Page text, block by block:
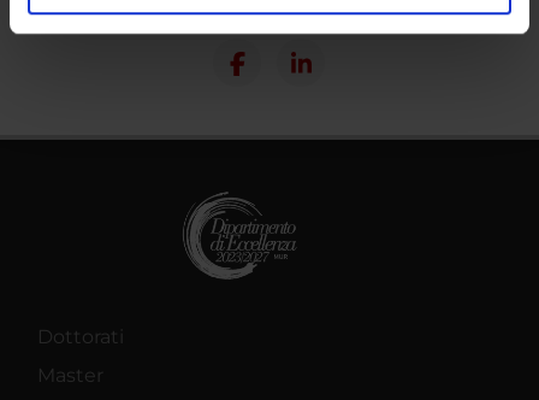
analizzare il nostro traffico. Condividiamo inoltre
nostri partner che si occupano di analisi dei dati web,
Dottorati
Master